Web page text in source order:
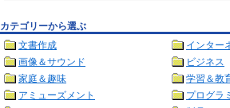
カテゴリーから選ぶ
文書作成
インター
画像＆サウンド
ビジネス
家庭＆趣味
学習＆教
アミューズメント
プログラ